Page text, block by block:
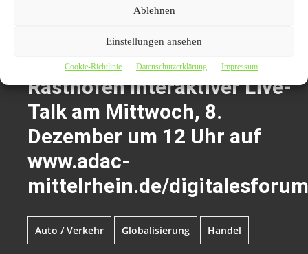
Ablehnen
Einstellungen ansehen
Cookie-Richtlinie Datenschutzerklärung Impressum
#digitalesForum: Wer rastet,
der ist in Gefahr – LKW-
Parken auf deutschen
Rasthöfen Interaktiver Live-
Talk am Mittwoch, 8.
Dezember um 12 Uhr auf
www.adac-
mittelrhein.de/digitalesforum
Auto / Verkehr Globalisierung Handel